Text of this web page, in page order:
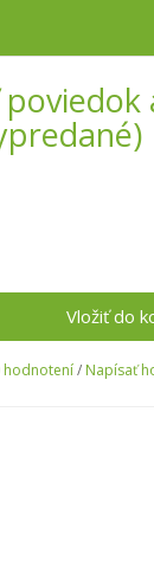
Vložiť do
hodnotení/ Napísať